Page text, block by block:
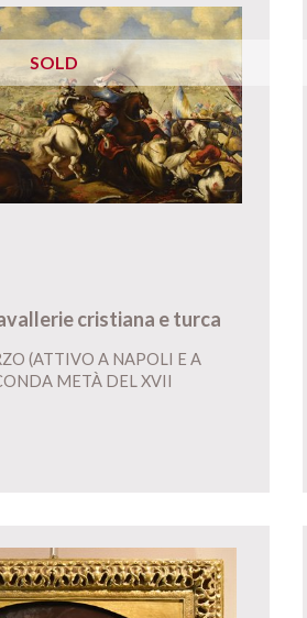
SOLD
cristiana e turca
(ATTIVO A NAPOLI E A
METÀ DEL XVII